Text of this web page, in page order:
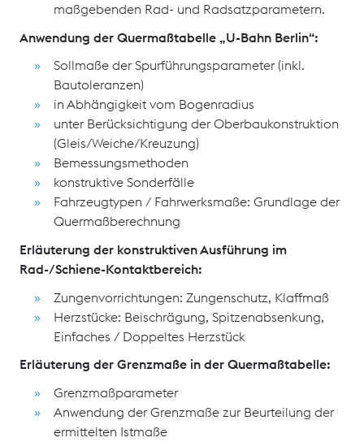
maßgebenden Rad- und Radsatzparametern.
Anwendung der Quermaßtabelle „U-Bahn Berlin“:
Sollmaße der Spurführungsparameter (inkl.
Bautoleranzen)
in Abhängigkeit vom Bogenradius
unter Berücksichtigung der Oberbaukonstruktion
(Gleis/Weiche/Kreuzung)
Bemessungsmethoden
konstruktive Sonderfälle
Fahrzeugtypen / Fahrwerksmaße: Grundlage der
Quermaßberechnung
Erläuterung der konstruktiven Ausführung im
Rad-/Schiene-Kontaktbereich:
Zungenvorrichtungen: Zungenschutz, Klaffmaß
Herzstücke: Beischrägung, Spitzenabsenkung,
Einfaches / Doppeltes Herzstück
Erläuterung der Grenzmaße in der Quermaßtabelle:
Grenzmaßparameter
Anwendung der Grenzmaße zur Beurteilung der
ermittelten Istmaße